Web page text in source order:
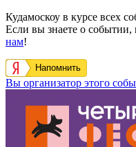
Кудамоскоу в курсе всех
Если вы знаете о событии,
нам!
Напомнить
Вы организатор этого